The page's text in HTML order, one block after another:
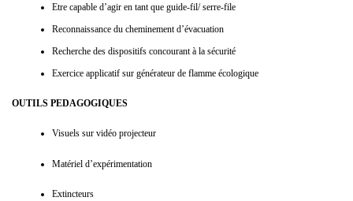
Etre capable d’agir en tant que guide-fil/ serre-file
Reconnaissance du cheminement d’évacuation
Recherche des dispositifs concourant à la sécurité
Exercice applicatif sur générateur de flamme écologique
OUTILS PEDAGOGIQUES
Visuels sur vidéo projecteur
Matériel d’expérimentation
Extincteurs